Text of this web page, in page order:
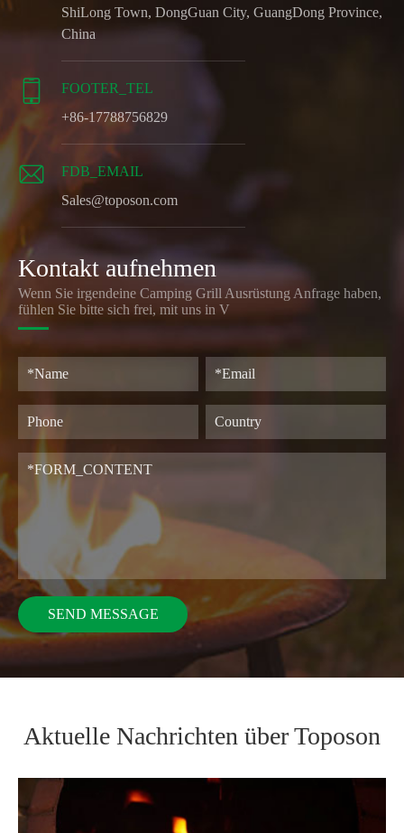
ShiLong Town, DongGuan City, GuangDong Province,
China

FOOTER_TEL
+86-17788756829

FDB_EMAIL
Sales@toposon.com
Kontakt aufnehmen
Wenn Sie irgendeine Camping Grill Ausrüstung Anfrage haben,
fühlen Sie bitte sich frei, mit uns in V
Aktuelle Nachrichten über Toposon